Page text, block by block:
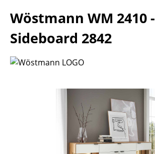
Wöstmann WM 2410 -
Sideboard 2842
Bildergalerie überspringen